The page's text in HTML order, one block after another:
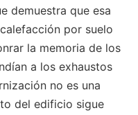
demuestra que esa
por suelo
la memoria de los
a los exhaustos
no es una
del edificio sigue